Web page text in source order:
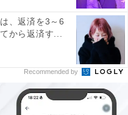
、返済を3～6
から返済す...
Recommended by